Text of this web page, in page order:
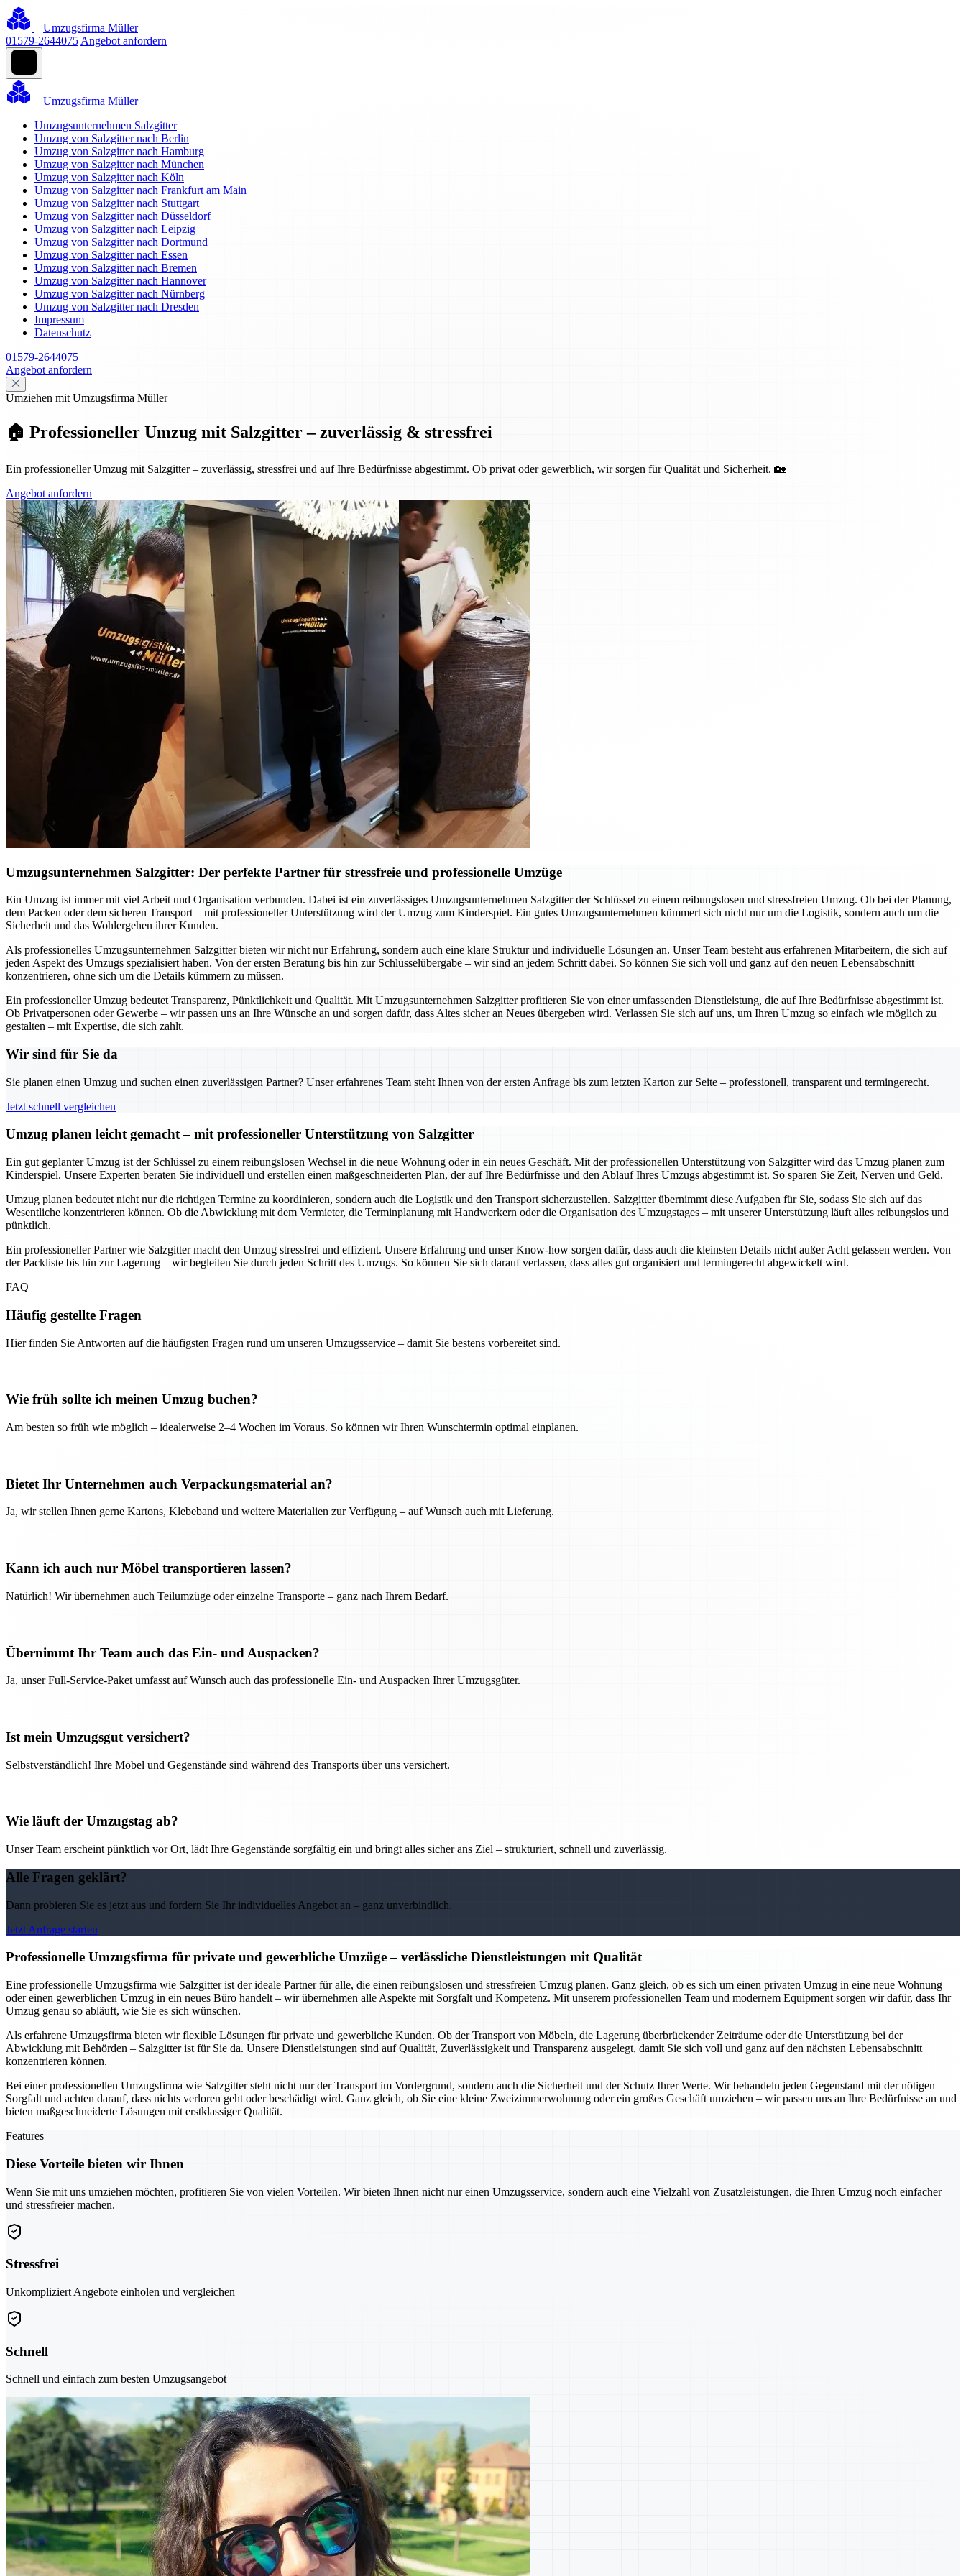
Umzugsfirma Müller
01579-2644075 Angebot anfordern
Umzugsfirma Müller
Umzugsunternehmen Salzgitter
Umzug von Salzgitter nach Berlin
Umzug von Salzgitter nach Hamburg
Umzug von Salzgitter nach München
Umzug von Salzgitter nach Köln
Umzug von Salzgitter nach Frankfurt am Main
Umzug von Salzgitter nach Stuttgart
Umzug von Salzgitter nach Düsseldorf
Umzug von Salzgitter nach Leipzig
Umzug von Salzgitter nach Dortmund
Umzug von Salzgitter nach Essen
Umzug von Salzgitter nach Bremen
Umzug von Salzgitter nach Hannover
Umzug von Salzgitter nach Nürnberg
Umzug von Salzgitter nach Dresden
Impressum
Datenschutz
01579-2644075
Angebot anfordern
Umziehen mit Umzugsfirma Müller
🏠 Professioneller Umzug mit Salzgitter – zuverlässig & stressfrei
Ein professioneller Umzug mit Salzgitter – zuverlässig, stressfrei und auf Ihre Bedürfnisse abgestimmt. Ob privat oder gewerblich, wir sorgen für Qualität und Sicherheit. 🏡
Angebot anfordern
Umzugsunternehmen Salzgitter: Der perfekte Partner für stressfreie und professionelle Umzüge
Ein Umzug ist immer mit viel Arbeit und Organisation verbunden. Dabei ist ein zuverlässiges Umzugsunternehmen Salzgitter der Schlüssel zu einem reibungslosen und stressfreien Umzug. Ob bei der Planung,
dem Packen oder dem sicheren Transport – mit professioneller Unterstützung wird der Umzug zum Kinderspiel. Ein gutes Umzugsunternehmen kümmert sich nicht nur um die Logistik, sondern auch um die
Sicherheit und das Wohlergehen ihrer Kunden.
Als professionelles Umzugsunternehmen Salzgitter bieten wir nicht nur Erfahrung, sondern auch eine klare Struktur und individuelle Lösungen an. Unser Team besteht aus erfahrenen Mitarbeitern, die sich auf
jeden Aspekt des Umzugs spezialisiert haben. Von der ersten Beratung bis hin zur Schlüsselübergabe – wir sind an jedem Schritt dabei. So können Sie sich voll und ganz auf den neuen Lebensabschnitt
konzentrieren, ohne sich um die Details kümmern zu müssen.
Ein professioneller Umzug bedeutet Transparenz, Pünktlichkeit und Qualität. Mit Umzugsunternehmen Salzgitter profitieren Sie von einer umfassenden Dienstleistung, die auf Ihre Bedürfnisse abgestimmt ist.
Ob Privatpersonen oder Gewerbe – wir passen uns an Ihre Wünsche an und sorgen dafür, dass Altes sicher an Neues übergeben wird. Verlassen Sie sich auf uns, um Ihren Umzug so einfach wie möglich zu
gestalten – mit Expertise, die sich zahlt.
Wir sind für Sie da
Sie planen einen Umzug und suchen einen zuverlässigen Partner? Unser erfahrenes Team steht Ihnen von der ersten Anfrage bis zum letzten Karton zur Seite – professionell, transparent und termingerecht.
Jetzt schnell vergleichen
Umzug planen leicht gemacht – mit professioneller Unterstützung von Salzgitter
Ein gut geplanter Umzug ist der Schlüssel zu einem reibungslosen Wechsel in die neue Wohnung oder in ein neues Geschäft. Mit der professionellen Unterstützung von Salzgitter wird das Umzug planen zum
Kinderspiel. Unsere Experten beraten Sie individuell und erstellen einen maßgeschneiderten Plan, der auf Ihre Bedürfnisse und den Ablauf Ihres Umzugs abgestimmt ist. So sparen Sie Zeit, Nerven und Geld.
Umzug planen bedeutet nicht nur die richtigen Termine zu koordinieren, sondern auch die Logistik und den Transport sicherzustellen. Salzgitter übernimmt diese Aufgaben für Sie, sodass Sie sich auf das
Wesentliche konzentrieren können. Ob die Abwicklung mit dem Vermieter, die Terminplanung mit Handwerkern oder die Organisation des Umzugstages – mit unserer Unterstützung läuft alles reibungslos und
pünktlich.
Ein professioneller Partner wie Salzgitter macht den Umzug stressfrei und effizient. Unsere Erfahrung und unser Know-how sorgen dafür, dass auch die kleinsten Details nicht außer Acht gelassen werden. Von
der Packliste bis hin zur Lagerung – wir begleiten Sie durch jeden Schritt des Umzugs. So können Sie sich darauf verlassen, dass alles gut organisiert und termingerecht abgewickelt wird.
FAQ
Häufig gestellte Fragen
Hier finden Sie Antworten auf die häufigsten Fragen rund um unseren Umzugsservice – damit Sie bestens vorbereitet sind.
Wie früh sollte ich meinen Umzug buchen?
Am besten so früh wie möglich – idealerweise 2–4 Wochen im Voraus. So können wir Ihren Wunschtermin optimal einplanen.
Bietet Ihr Unternehmen auch Verpackungsmaterial an?
Ja, wir stellen Ihnen gerne Kartons, Klebeband und weitere Materialien zur Verfügung – auf Wunsch auch mit Lieferung.
Kann ich auch nur Möbel transportieren lassen?
Natürlich! Wir übernehmen auch Teilumzüge oder einzelne Transporte – ganz nach Ihrem Bedarf.
Übernimmt Ihr Team auch das Ein- und Auspacken?
Ja, unser Full-Service-Paket umfasst auf Wunsch auch das professionelle Ein- und Auspacken Ihrer Umzugsgüter.
Ist mein Umzugsgut versichert?
Selbstverständlich! Ihre Möbel und Gegenstände sind während des Transports über uns versichert.
Wie läuft der Umzugstag ab?
Unser Team erscheint pünktlich vor Ort, lädt Ihre Gegenstände sorgfältig ein und bringt alles sicher ans Ziel – strukturiert, schnell und zuverlässig.
Alle Fragen geklärt?
Dann probieren Sie es jetzt aus und fordern Sie Ihr individuelles Angebot an – ganz unverbindlich.
Jetzt Anfrage starten
Professionelle Umzugsfirma für private und gewerbliche Umzüge – verlässliche Dienstleistungen mit Qualität
Eine professionelle Umzugsfirma wie Salzgitter ist der ideale Partner für alle, die einen reibungslosen und stressfreien Umzug planen. Ganz gleich, ob es sich um einen privaten Umzug in eine neue Wohnung
oder einen gewerblichen Umzug in ein neues Büro handelt – wir übernehmen alle Aspekte mit Sorgfalt und Kompetenz. Mit unserem professionellen Team und modernem Equipment sorgen wir dafür, dass Ihr
Umzug genau so abläuft, wie Sie es sich wünschen.
Als erfahrene Umzugsfirma bieten wir flexible Lösungen für private und gewerbliche Kunden. Ob der Transport von Möbeln, die Lagerung überbrückender Zeiträume oder die Unterstützung bei der
Abwicklung mit Behörden – Salzgitter ist für Sie da. Unsere Dienstleistungen sind auf Qualität, Zuverlässigkeit und Transparenz ausgelegt, damit Sie sich voll und ganz auf den nächsten Lebensabschnitt
konzentrieren können.
Bei einer professionellen Umzugsfirma wie Salzgitter steht nicht nur der Transport im Vordergrund, sondern auch die Sicherheit und der Schutz Ihrer Werte. Wir behandeln jeden Gegenstand mit der nötigen
Sorgfalt und achten darauf, dass nichts verloren geht oder beschädigt wird. Ganz gleich, ob Sie eine kleine Zweizimmerwohnung oder ein großes Geschäft umziehen – wir passen uns an Ihre Bedürfnisse an und
bieten maßgeschneiderte Lösungen mit erstklassiger Qualität.
Features
Diese Vorteile bieten wir Ihnen
Wenn Sie mit uns umziehen möchten, profitieren Sie von vielen Vorteilen. Wir bieten Ihnen nicht nur einen Umzugsservice, sondern auch eine Vielzahl von Zusatzleistungen, die Ihren Umzug noch einfacher
und stressfreier machen.
Stressfrei
Unkompliziert Angebote einholen und vergleichen
Schnell
Schnell und einfach zum besten Umzugsangebot